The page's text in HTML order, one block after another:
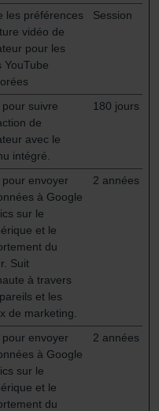
quel navigateur Web
l’enregistrement
Web utilisé, il se peut
Web ne soient plus
à prendre
aux cookies.
Group
de confidentialité
Zásady ochrany
des données
de privacidad
Sanayi ve Ticaret
les préférences
vidéo de
pour les
YouTube
Session
pour suivre
de
avec le
intégré.
180 jours
pour envoyer
à Google
sur le
et le
du
Suit
à travers
et les
de marketing.
2 années
pour envoyer
à Google
sur le
et le
du
2 années